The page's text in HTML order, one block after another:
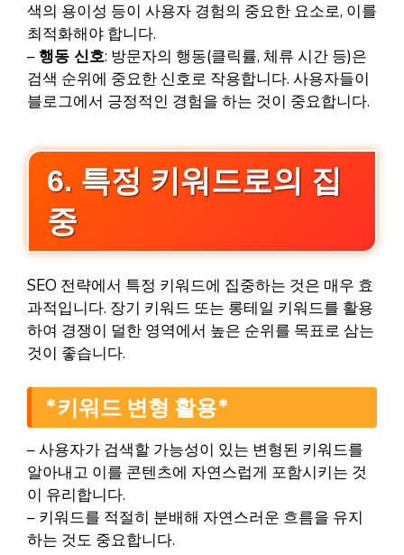
색의 용이성 등이 사용자 경험의 중요한 요소로, 이를
최적화해야 합니다.
– 행동 신호: 방문자의 행동(클릭률, 체류 시간 등)은
검색 순위에 중요한 신호로 작용합니다. 사용자들이
블로그에서 긍정적인 경험을 하는 것이 중요합니다.
6. 특정 키워드로의 집
중
SEO 전략에서 특정 키워드에 집중하는 것은 매우 효
과적입니다. 장기 키워드 또는 롱테일 키워드를 활용
하여 경쟁이 덜한 영역에서 높은 순위를 목표로 삼는
것이 좋습니다.
*키워드 변형 활용*
– 사용자가 검색할 가능성이 있는 변형된 키워드를
알아내고 이를 콘텐츠에 자연스럽게 포함시키는 것
이 유리합니다.
– 키워드를 적절히 분배해 자연스러운 흐름을 유지
하는 것도 중요합니다.